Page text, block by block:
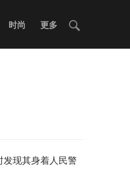
时尚 更多
发现其身着人民警